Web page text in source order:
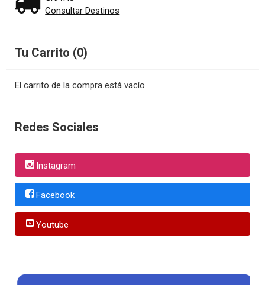
Consultar Destinos
Tu Carrito (0)
El carrito de la compra está vacío
Redes Sociales
Instagram
Facebook
Youtube